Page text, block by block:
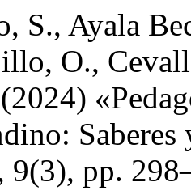
S., Ayala
O.,
Saberes
9(3), pp.